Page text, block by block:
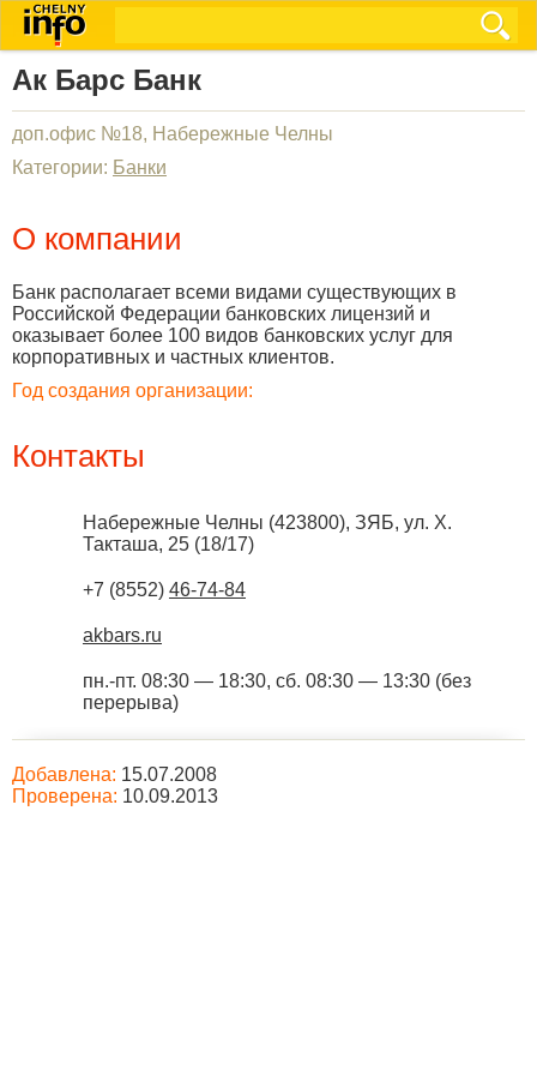
Ак Барс Банк
доп.офис №18, Набережные Челны
Категории: Банки
О компании
Банк располагает всеми видами существующих в
Российской Федерации банковских лицензий и
оказывает более 100 видов банковских услуг для
корпоративных и частных клиентов.
Год создания организации:
Контакты
Набережные Челны (423800), ЗЯБ, ул. Х.
Такташа, 25 (18/17)
+7 (8552) 46-74-84
akbars.ru
пн.-пт. 08:30 — 18:30, сб. 08:30 — 13:30 (без
перерыва)
Добавлена: 15.07.2008
Проверена: 10.09.2013